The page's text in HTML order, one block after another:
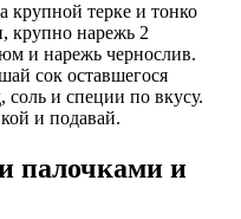
крупной терке и тонко
крупно нарежь 2
и нарежь чернослив.
сок оставшегося
соль и специи по вкусу.
и подавай.
палочками и